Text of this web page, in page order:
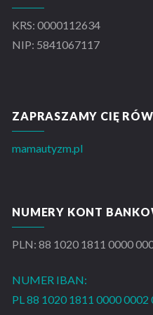
KRS: 0000112634
NIP: 5841067117
ZAPRASZAMY CIĘ
mamautyzm.pl
NUMERY KONT
PLN: 88 1020 1811 0000
NUMER IBAN:
PL 88 1020 1811 0000 0002